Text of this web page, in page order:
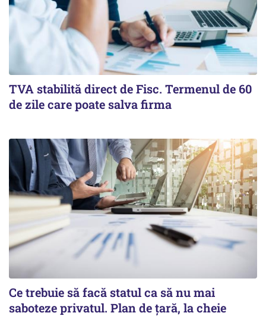
TVA stabilită direct de Fisc. Termenul de 60
de zile care poate salva firma
Ce trebuie să facă statul ca să nu mai
saboteze privatul. Plan de țară, la cheie